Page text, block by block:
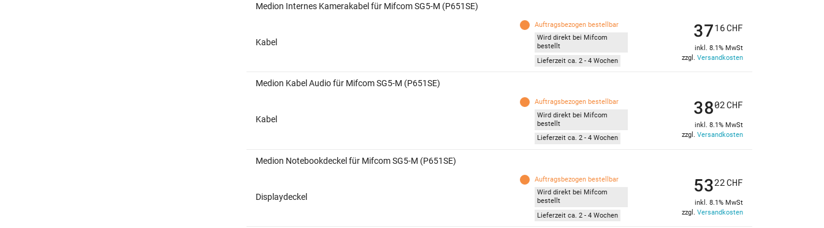
Medion Internes Kamerakabel für Mifcom SG5-M (P651SE)
Kabel
Auftragsbezogen bestellbar
Wird direkt bei Mifcom
bestellt
Lieferzeit ca. 2 - 4 Wochen
3716CHF
inkl. 8.1% MwSt
zzgl. Versandkosten
Medion Kabel Audio für Mifcom SG5-M (P651SE)
Kabel
Auftragsbezogen bestellbar
Wird direkt bei Mifcom
bestellt
Lieferzeit ca. 2 - 4 Wochen
3802CHF
inkl. 8.1% MwSt
zzgl. Versandkosten
Medion Notebookdeckel für Mifcom SG5-M (P651SE)
Displaydeckel
Auftragsbezogen bestellbar
Wird direkt bei Mifcom
bestellt
Lieferzeit ca. 2 - 4 Wochen
5322CHF
inkl. 8.1% MwSt
zzgl. Versandkosten